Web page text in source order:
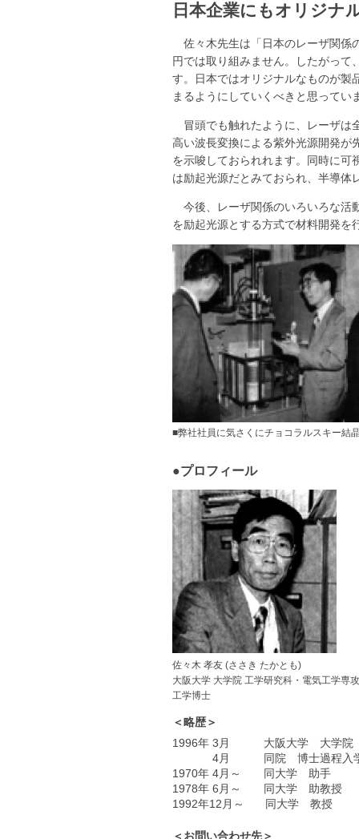
日本企業にもオリジナ
佐々木先生は「日本のレーザ関係
円では取り組みません。したがって
す。日本ではオリジナルなものが製
まるようにしていくべきと思って
冒頭でも触れたように、レーザは
高い波長変換による紫外光源開発が
を示唆しておられれます。同時に可
は励起光源だとみておられ、半導体
今後、レーザ関係のいろいろな活
を励起光源とする方式で材料開発を
■弊社社員に気さくにチョコラルスキー結
●プロフィール
佐々木 孝友 (ささき たかとも)
大阪大学 大学院 工学研究科・電気工学専
工学博士
＜略歴＞
1996年 3月 大阪大学 大学院
4月 同院 博士過程入
1970年 4月～ 同大学 助手
1978年 6月～ 同大学 助教授
1992年12月～ 同大学 教授
＜お問い合わせ先＞